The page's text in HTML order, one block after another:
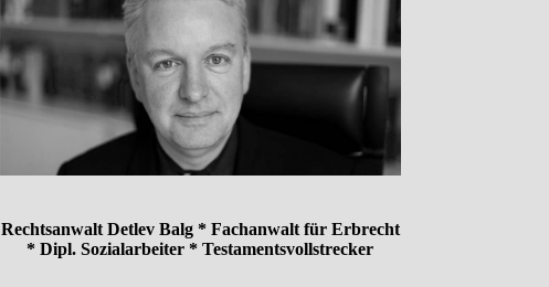
Rechtsanwalt Detlev Balg * Fachanwalt für Erbrecht
* Dipl. Sozialarbeiter * Testamentsvollstrecker